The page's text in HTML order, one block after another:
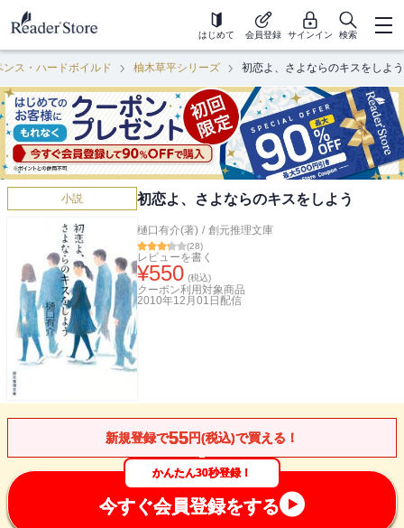
はじめて 会員登録 サインイン 検索
ス・ハードボイルド 柚木草平シリーズ 初恋よ、さよならのキスをしよう
小説 初恋よ、さよならのキスをしよう
樋口有介(著) / 創元推理文庫
(28)
レビューを書く
¥550 (税込)
クーポン利用対象商品
2010年12月01日 配信
新規登録で55円(税込)で買える！
かんたん30秒登録！
今すぐ会員登録をする